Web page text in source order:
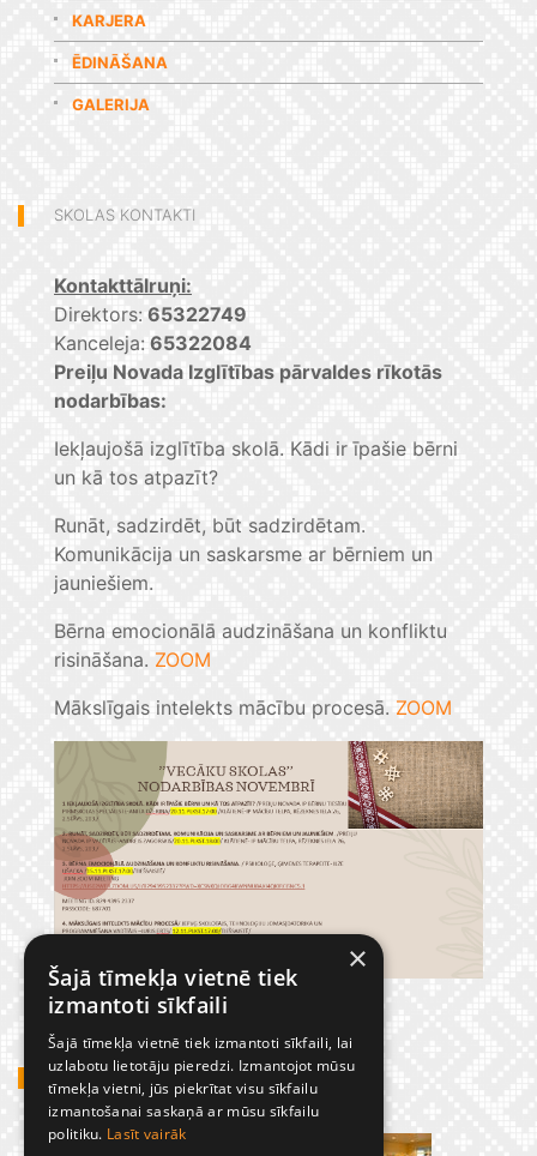
KARJERA
ĒDINĀŠANA
GALERIJA
SKOLAS KONTAKTI
Kontakttālruņi:
Direktors: 65322749
Kanceleja: 65322084
Preiļu Novada Izglītības pārvaldes rīkotās
nodarbības:
Iekļaujošā izglītība skolā. Kādi ir īpašie bērni
un kā tos atpazīt?
Runāt, sadzirdēt, būt sadzirdētam.
Komunikācija un saskarsme ar bērniem un
jauniešiem.
Bērna emocionālā audzināšana un konfliktu
risināšana. ZOOM
Mākslīgais intelekts mācību procesā. ZOOM
GADĪJUMBILDES
×
Šajā tīmekļa vietnē tiek
izmantoti sīkfaili
Šajā tīmekļa vietnē tiek izmantoti sīkfaili, lai
uzlabotu lietotāju pieredzi. Izmantojot mūsu
tīmekļa vietni, jūs piekrītat visu sīkfailu
izmantošanai saskaņā ar mūsu sīkfailu
politiku. Lasīt vairāk